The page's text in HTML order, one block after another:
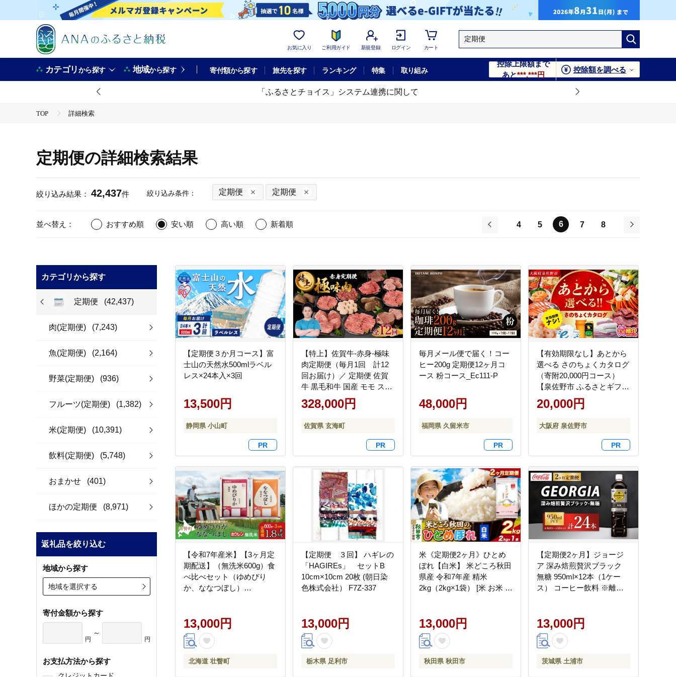
お気に入り ご利用ガイド 新規登録 ログイン カート
カテゴリから探す 地域から探す 寄付額から探す 旅先を探す ランキング 特集 取り組み
控除上限額まで
あと***,***円
控除額を調べる
「ふるさとチョイス」システム連携に関して
TOP 詳細検索
定期便の詳細検索結果
絞り込み結果： 42,437件 絞り込み条件： 定期便 定期便
並べ替え： おすすめ順 安い順 高い順
新着順
4 5 6 7
8
カテゴリから探す
定期便 (42,437)
肉(定期便) (7,243)
魚(定期便) (2,164)
野菜(定期便) (936)
フルーツ(定期便) (1,382)
米(定期便) (10,391)
飲料(定期便) (5,748)
おまかせ (401)
ほかの定期便 (8,971)
返礼品を絞り込む
地域から探す
地域を選択する
寄付金額から探す
円
～
円
お支払方法から探す
【定期便３か月コース】富
士山の天然水500mlラベル
レス×24本入×3回
13,500円
静岡県 小山町
【特上】佐賀牛-赤身-極味
肉定期便（毎月1回 計12
回お届け）／ 定期便 佐賀
牛 黒毛和牛 国産 モモ スラ
イス 薄切り ヒレ ステーキ
ハンバーグ ローストビーフ
き 焼肉 牛肉 肉 A5 A4 セッ
328,000円
佐賀県 玄海町
毎月メール便で届く！コー
ヒー200g 定期便12ヶ月コ
ース 粉コース_Ec111-P
48,000円
福岡県 久留米市
【有効期限なし】あとから
選べる さのちょくカタログ
（寄附20,000円コース）
【泉佐野市 ふるさとギフト
4000品以上 高評価 肉 ビー
ル 海鮮 野菜 定期便 タオル
グギフト あとからセレク
20,000円
大阪府 泉佐野市
【令和7年産米】【3ヶ月定
期配送】（無洗米600g）食
べ比べセット（ゆめぴり
か、ななつぼし）
13,000円
北海道 壮瞥町
【定期便 ３回】 ハギレの
「HAGIREs」 セットB
10cm×10cm 20枚 (朝日染
色株式会社） F7Z-337
13,000円
栃木県 足利市
米《定期便2ヶ月》ひとめ
ぼれ【白米】 米どころ秋田
県産 令和7年産 精米
2kg（2kg×1袋） [米 お米 こ
秋田県産 2kg袋]
13,000円
秋田県 秋田市
【定期便2ヶ月】ジョージ
ア 深み焙煎贅沢ブラック
無糖 950ml×12本（1ケー
ス） コーヒー飲料 ※離島
13,000円
茨城県 土浦市